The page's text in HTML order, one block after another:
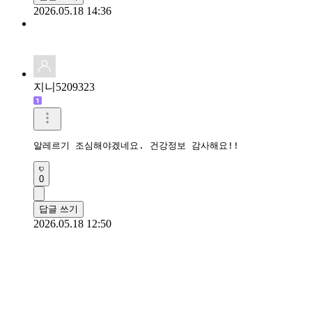
2026.05.18 14:36
지니5209323
알레르기 조심해야겠네요. 건강정보 감사해요!!
0
답글 쓰기
2026.05.18 12:50